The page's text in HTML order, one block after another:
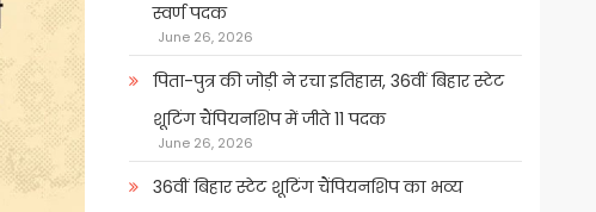
स्वर्ण पदक
June 26, 2026
पिता-पुत्र की जोड़ी ने रचा इतिहास, 36वीं बिहार स्टेट
शूटिंग चैंपियनशिप में जीते 11 पदक
June 26, 2026
36वीं बिहार स्टेट शूटिंग चैंपियनशिप का भव्य